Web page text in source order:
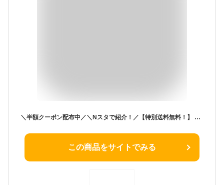
＼半額クーポン配布中／＼Nスタで紹介！／【特別送料無料！】 Tシャツ 汗染み防止 UVカット レディース / トップス カットソー 半袖 大きいサイズ ゆったり 夏 【メール便可22】◆zootie（ズーティー）：汗しみない Tシャツ［ビッグTEE］
この商品をサイトでみる